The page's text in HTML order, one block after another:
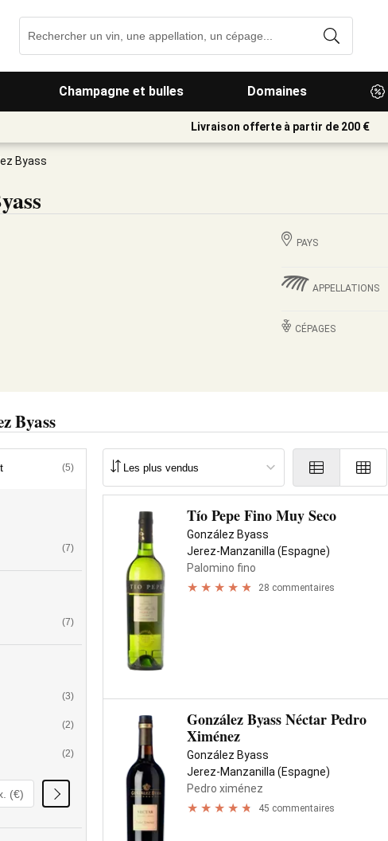
Champagne et bulles Domaines
Livraison offerte à partir de 200 €
Byass
PAYS
APPELLATIONS
CÉPAGES
Byass
(5)
(7)
(7)
(3)
(2)
(2)
Tío Pepe Fino Muy Seco
González Byass
Jerez-Manzanilla (Espagne)
Palomino fino
28 commentaires
González Byass Néctar Pedro
Ximénez
González Byass
Jerez-Manzanilla (Espagne)
Pedro ximénez
45 commentaires